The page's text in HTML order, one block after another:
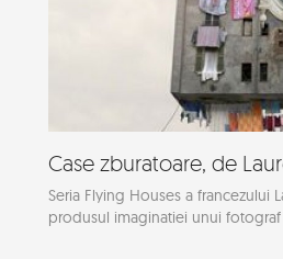
Case zburatoare, de
Seria Flying Houses a francezului
produsul imaginatiei unui fotograf